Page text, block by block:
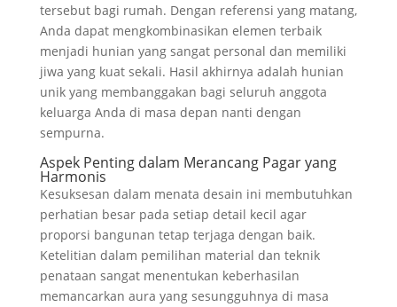
tersebut bagi rumah. Dengan referensi yang matang,
Anda dapat mengkombinasikan elemen terbaik
menjadi hunian yang sangat personal dan memiliki
jiwa yang kuat sekali. Hasil akhirnya adalah hunian
unik yang membanggakan bagi seluruh anggota
keluarga Anda di masa depan nanti dengan
sempurna.
Aspek Penting dalam Merancang Pagar yang
Harmonis
Kesuksesan dalam menata desain ini membutuhkan
perhatian besar pada setiap detail kecil agar
proporsi bangunan tetap terjaga dengan baik.
Ketelitian dalam pemilihan material dan teknik
penataan sangat menentukan keberhasilan
memancarkan aura yang sesungguhnya di masa